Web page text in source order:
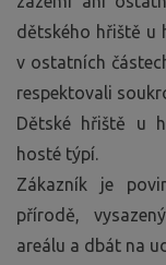
dětského hřiště u
v ostatních
respektovali
Dětské hřiště u
hosté týpí.
Zákazník je
přírodě,
areálu a dbát na